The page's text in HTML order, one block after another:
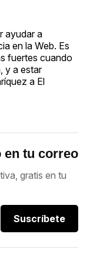
ayudar a
en la Web. Es
fuertes cuando
y a estar
a El
en tu correo
gratis en tu
Suscríbete